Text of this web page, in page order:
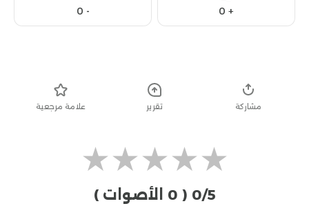
+
0
Like
-
0
Dislike
مشاركة تقرير علامة مرجعية
★
★
★
★
★
0/5 ( 0 الأصوات )